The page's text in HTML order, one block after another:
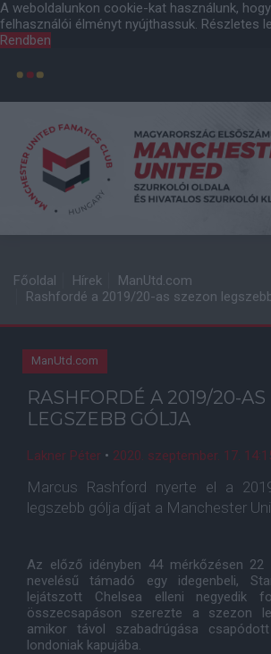
A weboldalunkon cookie-kat használunk,
felhasználói élményt nyújthassuk. Részletes
Rendben
Főoldal Hírek
ManUtd.com
Rashfordé a 2019/20-as szezon
ManUtd.com
RASHFORDÉ A 2019/20-AS
LEGSZEBB GÓLJA
Lakner Péter • 2020. szeptember. 17.
Marcus Rashford nyerte el a
legszebb gólja díjat a Manchester
Az előző idényben 44 mérkőzésen
nevelésű támadó egy idegenbeli,
lejátszott Chelsea elleni negyedik
összecsapáson szerezte a szezon
amikor távol szabadrúgása
londoniak kapujába.